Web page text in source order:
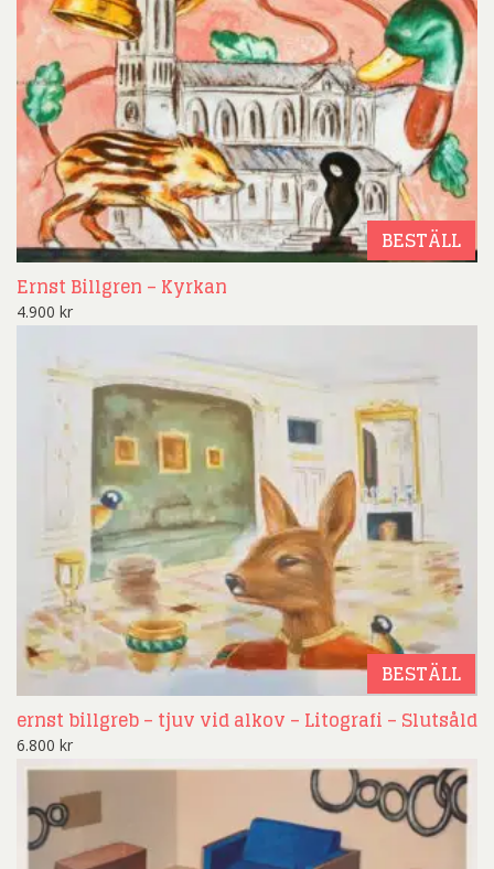
BESTÄLL
Ernst Billgren – Kyrkan
4.900 kr
BESTÄLL
ernst billgreb – tjuv vid alkov – Litografi – Slutsåld
6.800 kr